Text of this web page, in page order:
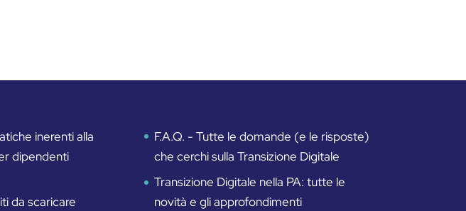
inerenti alla
dipendenti
da scaricare
F.A.Q. - Tutte le domande (e le risposte)
che cerchi sulla Transizione Digitale
Transizione Digitale nella PA: tutte le
novità e gli approfondimenti